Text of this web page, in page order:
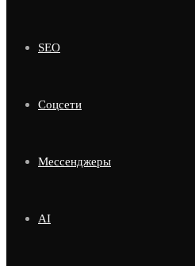
SEO
Соцсети
Мессенджеры
AI